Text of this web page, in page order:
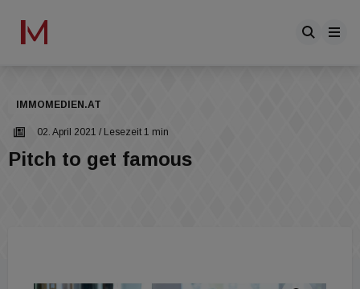
IMMOMEDIEN.AT
02. April 2021 / Lesezeit 1 min
Pitch to get famous